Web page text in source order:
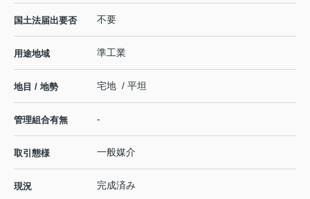
国土法届出要否 不要
用途地域 準工業
地目 / 地勢 宅地 / 平坦
管理組合有無 -
取引態様 一般媒介
現況 完成済み